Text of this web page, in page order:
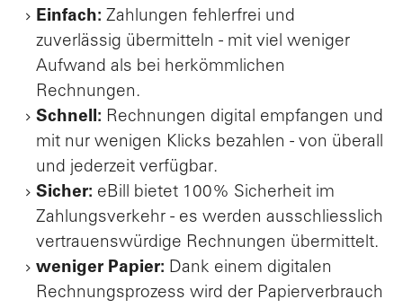
Einfach: Zahlungen fehlerfrei und
zuverlässig übermitteln - mit viel weniger
Aufwand als bei herkömmlichen
Rechnungen.
Schnell: Rechnungen digital empfangen und
mit nur wenigen Klicks bezahlen - von überall
und jederzeit verfügbar.
Sicher: eBill bietet 100% Sicherheit im
Zahlungsverkehr - es werden ausschliesslich
vertrauenswürdige Rechnungen übermittelt.
weniger Papier: Dank einem digitalen
Rechnungsprozess wird der Papierverbrauch